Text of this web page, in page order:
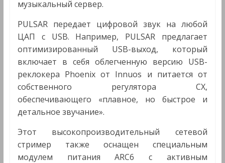
музыкальный сервер.
PULSAR передает цифровой звук на любой
ЦАП с USB. Например, PULSAR предлагает
оптимизированный USB-выход, который
включает в себя облегченную версию USB-
реклокера Phoenix от Innuos и питается от
собственного регулятора CX,
обеспечивающего «плавное, но быстрое и
детальное звучание».
Этот высокопроизводительный сетевой
стример также оснащен специальным
модулем питания ARC6 с активным